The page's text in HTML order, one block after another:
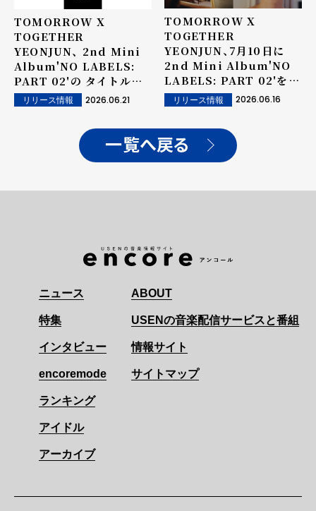
TOMORROW X
TOGETHER
YEONJUN、 2nd Mini
Album'NO LABELS:
PART 02'の タイトル曲
は「Ice Cream」··· 中毒
性の高いベースに注目！
リリース情報 2026.06.21
TOMORROW X
TOGETHER
YEONJUN、7月10日に
2nd Mini Album'NO
LABELS: PART 02'をリ
リース！
リリース情報 2026.06.16
一覧へ戻る
ニュース
特集
インタビュー
encoremode
ランキング
アイドル
アーカイブ
ABOUT
USENの音楽配信サービスと番組
情報サイト
サイトマップ